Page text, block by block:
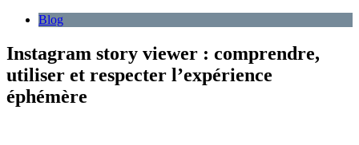
Blog
Instagram story viewer : comprendre,
utiliser et respecter l’expérience
éphémère